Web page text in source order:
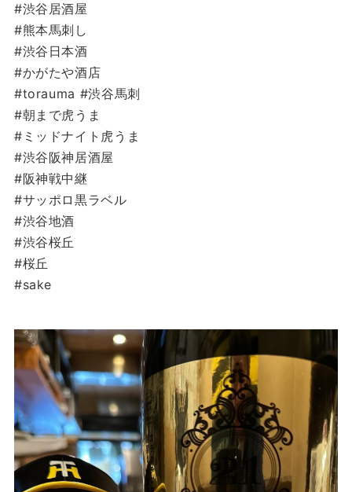
#渋谷居酒屋
#熊本馬刺し
#渋谷日本酒
#かがたや酒店
#torauma #渋谷馬刺
#朝まで虎うま
#ミッドナイト虎うま
#渋谷阪神居酒屋
#阪神戦中継
#サッポロ黒ラベル
#渋谷地酒
#渋谷桜丘
#桜丘
#sake